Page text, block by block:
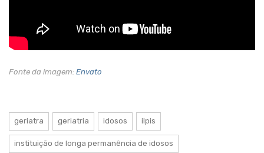
Fonte da imagem: Envato
geriatra geriatria idosos ilpis
instituição de longa permanência de idosos